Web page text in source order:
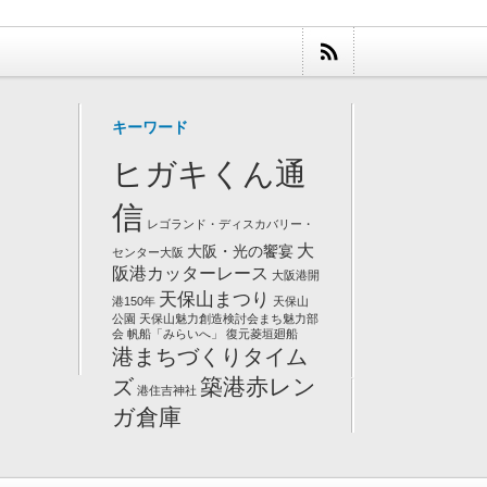
キーワード
ヒガキくん通
信 レゴランド・ディスカバリー・
センター大阪 大阪・光の饗宴 大
阪港カッターレース 大阪港開
港150年 天保山まつり
天保山
公園 天保山魅力創造検討会まち魅力部
会 帆船「みらいへ」 復元菱垣廻船
港まちづくりタイム
ズ 港住吉神社 築港赤レン
ガ倉庫